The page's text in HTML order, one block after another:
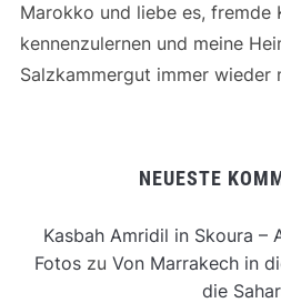
Marokko und liebe es, fremde
kennenzulernen und meine
Salzkammergut immer wieder
NEUESTE
Kasbah Amridil in Skoura –
Fotoszu Von Marrakech in
die